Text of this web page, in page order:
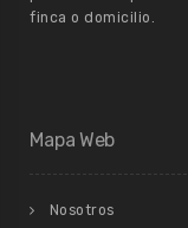
finca o domicilio.
Mapa Web
Nosotros